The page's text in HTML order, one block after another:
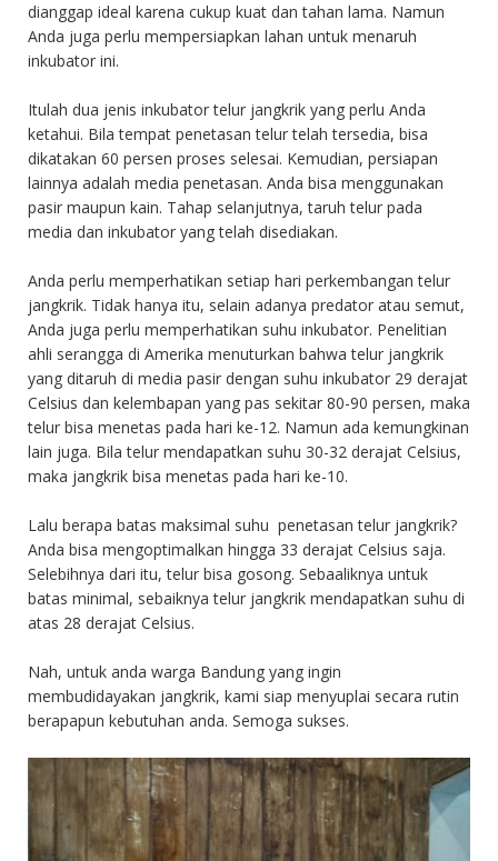
dianggap ideal karena cukup kuat dan tahan lama. Namun
Anda juga perlu mempersiapkan lahan untuk menaruh
inkubator ini.
Itulah dua jenis inkubator telur jangkrik yang perlu Anda
ketahui. Bila tempat penetasan telur telah tersedia, bisa
dikatakan 60 persen proses selesai. Kemudian, persiapan
lainnya adalah media penetasan. Anda bisa menggunakan
pasir maupun kain. Tahap selanjutnya, taruh telur pada
media dan inkubator yang telah disediakan.
Anda perlu memperhatikan setiap hari perkembangan telur
jangkrik. Tidak hanya itu, selain adanya predator atau semut,
Anda juga perlu memperhatikan suhu inkubator. Penelitian
ahli serangga di Amerika menuturkan bahwa telur jangkrik
yang ditaruh di media pasir dengan suhu inkubator 29 derajat
Celsius dan kelembapan yang pas sekitar 80-90 persen, maka
telur bisa menetas pada hari ke-12. Namun ada kemungkinan
lain juga. Bila telur mendapatkan suhu 30-32 derajat Celsius,
maka jangkrik bisa menetas pada hari ke-10.
Lalu berapa batas maksimal suhu penetasan telur jangkrik?
Anda bisa mengoptimalkan hingga 33 derajat Celsius saja.
Selebihnya dari itu, telur bisa gosong. Sebaaliknya untuk
batas minimal, sebaiknya telur jangkrik mendapatkan suhu di
atas 28 derajat Celsius.
Nah, untuk anda warga Bandung yang ingin
membudidayakan jangkrik, kami siap menyuplai secara rutin
berapapun kebutuhan anda. Semoga sukses.